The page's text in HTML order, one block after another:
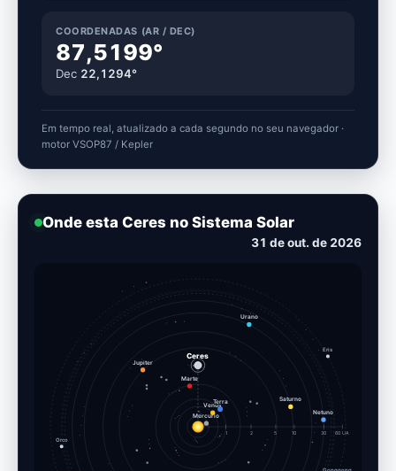
COORDENADAS (AR / DEC)
87,5199°
Dec 22,1294°
Em tempo real, atualizado a cada segundo no seu navegador ·
motor VSOP87 / Kepler
Onde esta Ceres no Sistema Solar
11 de nov. de 2026
1 2 5 10 30 60 UA
Mercurio
Venus
Terra
Marte
Jupiter
Saturno
Urano
Netuno
Eris
Orco
Ceres